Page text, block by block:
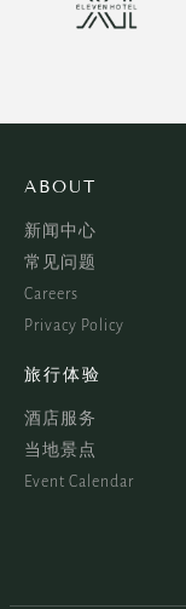
ABOUT
新闻中心
常见问题
Careers
Privacy Policy
旅行体验
酒店服务
当地景点
Event Calendar